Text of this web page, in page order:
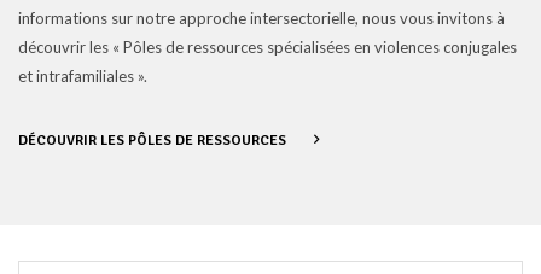
informations sur notre approche intersectorielle, nous vous invitons à
découvrir les « Pôles de ressources spécialisées en violences conjugales
et intrafamiliales ».
DÉCOUVRIR LES PÔLES DE RESSOURCES